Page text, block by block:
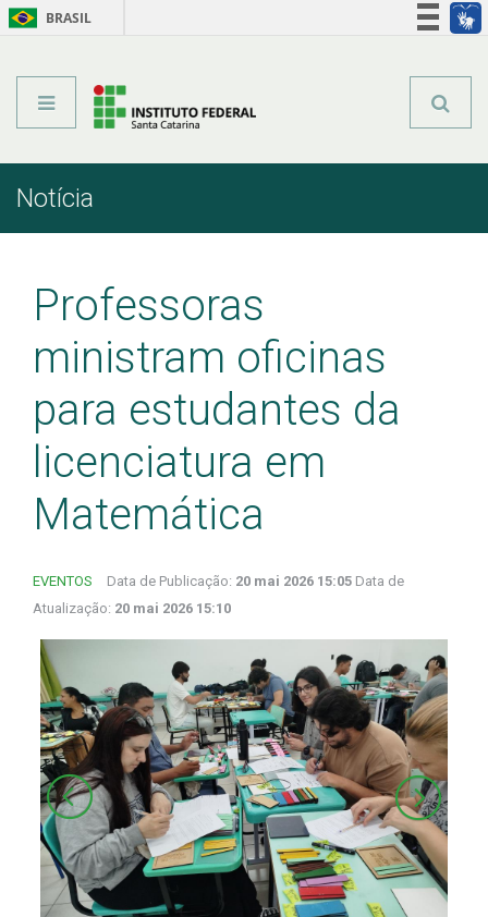
BRASIL
NotíciaInício
Professoras
ministram oficinas
para estudantes da
licenciatura em
Matemática
EVENTOS Data de Publicação: 20 mai 2026 15:05 Data de
Atualização: 20 mai 2026 15:10